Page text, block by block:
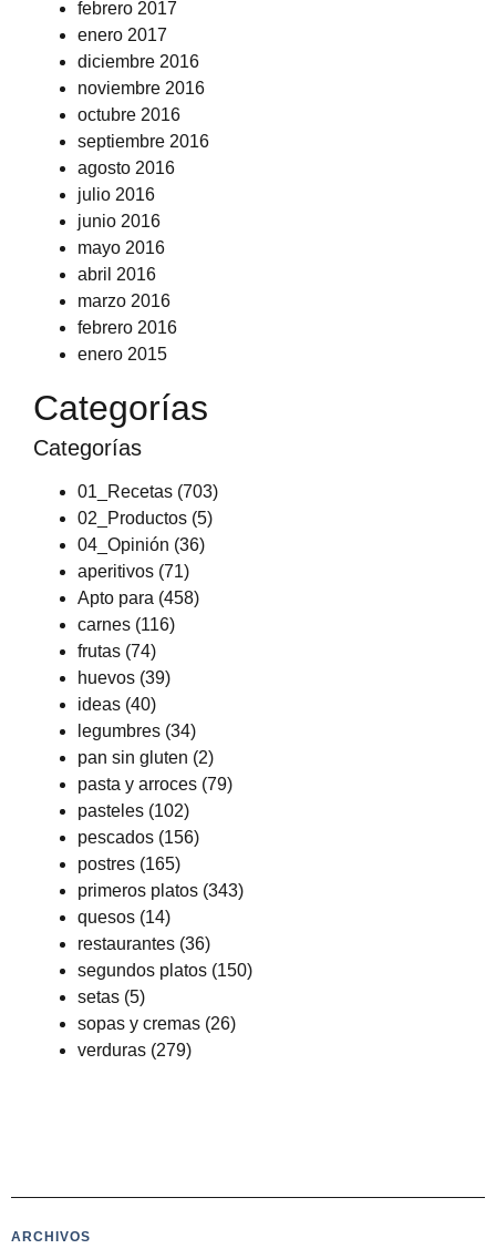
febrero 2017
enero 2017
diciembre 2016
noviembre 2016
octubre 2016
septiembre 2016
agosto 2016
julio 2016
junio 2016
mayo 2016
abril 2016
marzo 2016
febrero 2016
enero 2015
Categorías
Categorías
01_Recetas (703)
02_Productos (5)
04_Opinión (36)
aperitivos (71)
Apto para (458)
carnes (116)
frutas (74)
huevos (39)
ideas (40)
legumbres (34)
pan sin gluten (2)
pasta y arroces (79)
pasteles (102)
pescados (156)
postres (165)
primeros platos (343)
quesos (14)
restaurantes (36)
segundos platos (150)
setas (5)
sopas y cremas (26)
verduras (279)
ARCHIVOS